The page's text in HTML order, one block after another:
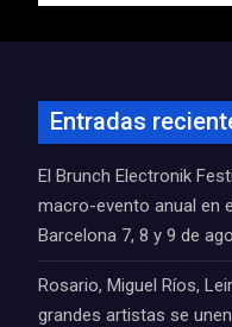
Entradas
El Brunch Electronik
macro-evento anual en
Barcelona 7, 8 y 9 de
Rosario, Miguel Ríos,
grandes artistas se